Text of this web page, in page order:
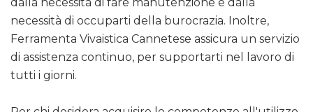
necessità di occuparti della burocrazia. Inoltre,
Ferramenta Vivaistica Cannetese assicura un servizio
di assistenza continuo, per supportarti nel lavoro di
tutti i giorni.